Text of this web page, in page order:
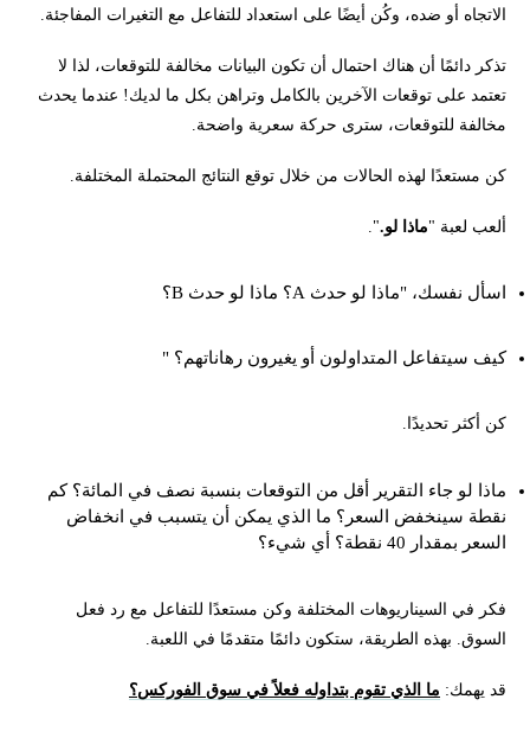
الاتجاه أو ضده، وكُن أيضًا على استعداد للتفاعل مع التغيرات المفاجئة.
تذكر دائمًا أن هناك احتمال أن تكون البيانات مخالفة للتوقعات، لذا لا
تعتمد على توقعات الآخرين بالكامل وتراهن بكل ما لديك! عندما يحدث
مخالفة للتوقعات، سترى حركة سعرية واضحة.
كن مستعدًا لهذه الحالات من خلال توقع النتائج المحتملة المختلفة.
ألعب لعبة "ماذا لو.".
اسأل نفسك، "ماذا لو حدث A؟ ماذا لو حدث B؟
كيف سيتفاعل المتداولون أو يغيرون رهاناتهم؟ "
كن أكثر تحديدًا.
ماذا لو جاء التقرير أقل من التوقعات بنسبة نصف في المائة؟ كم
نقطة سينخفض السعر؟ ما الذي يمكن أن يتسبب في انخفاض
السعر بمقدار 40 نقطة؟ أي شيء؟
فكر في السيناريوهات المختلفة وكن مستعدًا للتفاعل مع رد فعل
السوق. بهذه الطريقة، ستكون دائمًا متقدمًا في اللعبة.
قد يهمك: ما الذي تقوم بتداوله فعلاً في سوق الفوركس؟